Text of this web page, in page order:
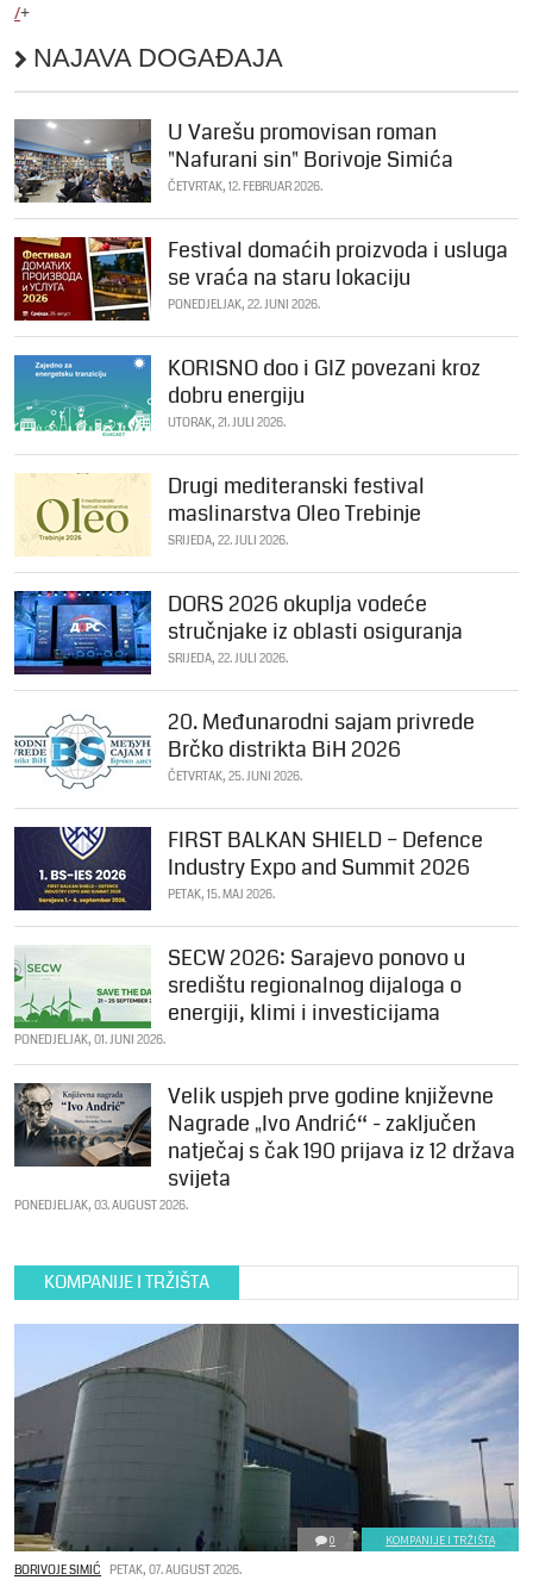
/+
NAJAVA DOGAĐAJA
U Varešu promovisan roman
"Nafurani sin" Borivoje Simića
ČETVRTAK, 12. FEBRUAR 2026.
Festival domaćih proizvoda i usluga
se vraća na staru lokaciju
PONEDJELJAK, 22. JUNI 2026.
KORISNO doo i GIZ povezani kroz
dobru energiju
UTORAK, 21. JULI 2026.
Drugi mediteranski festival
maslinarstva Oleo Trebinje
SRIJEDA, 22. JULI 2026.
DORS 2026 okuplja vodeće
stručnjake iz oblasti osiguranja
SRIJEDA, 22. JULI 2026.
20. Međunarodni sajam privrede
Brčko distrikta BiH 2026
ČETVRTAK, 25. JUNI 2026.
FIRST BALKAN SHIELD – Defence
Industry Expo and Summit 2026
PETAK, 15. MAJ 2026.
SECW 2026: Sarajevo ponovo u
središtu regionalnog dijaloga o
energiji, klimi i investicijama
PONEDJELJAK, 01. JUNI 2026.
Velik uspjeh prve godine književne
Nagrade „Ivo Andrić“ - zaključen
natječaj s čak 190 prijava iz 12 država
svijeta
PONEDJELJAK, 03. AUGUST 2026.
KOMPANIJE I TRŽIŠTA
0 KOMPANIJE I TRŽIŠTA
BORIVOJE SIMIĆ PETAK, 07. AUGUST 2026.